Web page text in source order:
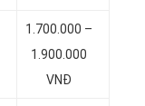
1.700.000 –
1.900.000
VNĐ